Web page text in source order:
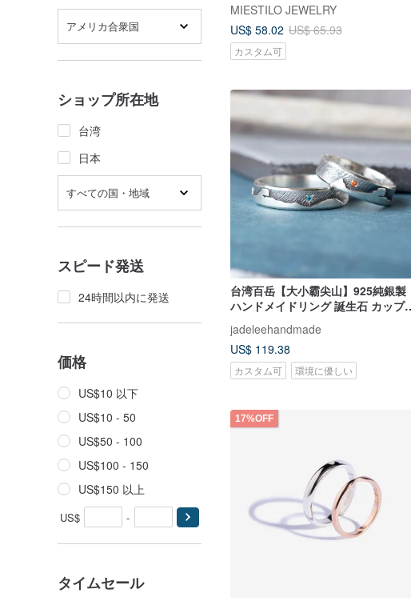
アメリカ合衆国
ショップ所在地
台湾
日本
すべての国・地域
スピード発送
24時間以内に発送
価格
US$10 以下
US$10 - 50
US$50 - 100
US$100 - 150
US$150 以上
US$ -
タイムセール
MIESTILO JEWELRY
US$ 58.02 US$ 65.93
カスタム可
台湾百岳【大小霸尖山】925純銀製
ハンドメイドリング 誕生石 カップ
jadeleehandmade
US$ 119.38
カスタム可 環境に優しい
17%OFF